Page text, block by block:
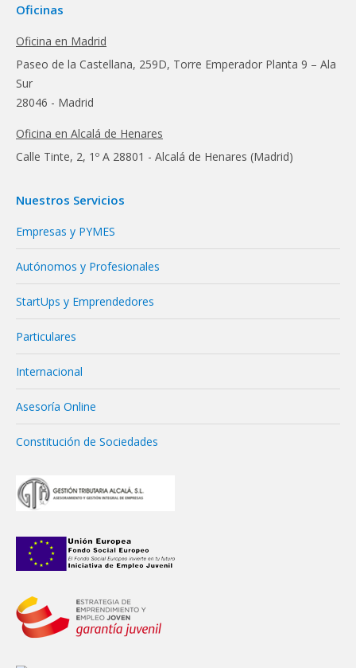
Oficinas
Oficina en Madrid
Paseo de la Castellana, 259D, Torre Emperador Planta 9 – Ala
Sur
28046 - Madrid
Oficina en Alcalá de Henares
Calle Tinte, 2, 1º A 28801 - Alcalá de Henares (Madrid)
Nuestros Servicios
Empresas y PYMES
Autónomos y Profesionales
StartUps y Emprendedores
Particulares
Internacional
Asesoría Online
Constitución de Sociedades